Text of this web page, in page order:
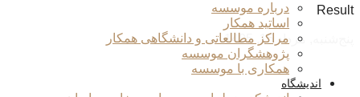
Result
پنج‌شنبه, مرداد 15, 1405
درباره موسسه
اساتید همکار
مراکز مطالعاتی و دانشگاهی همکار
پژوهشگران موسسه
همکاری با موسسه
اندیشگاه